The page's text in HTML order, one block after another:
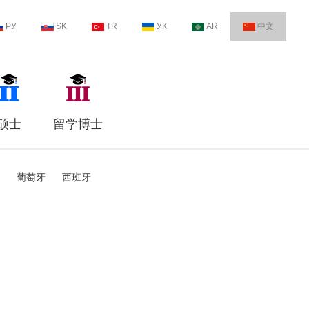
РУ SK TR УК AR 中文
士 留学博士
葡萄牙 西班牙